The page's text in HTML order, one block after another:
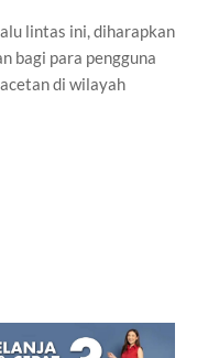
lintas ini, diharapkan
bagi para pengguna
di wilayah